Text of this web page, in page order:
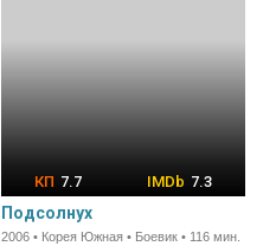
7.7 7.3
Подсолнух
2006 • Корея Южная • Боевик • 116 мин.